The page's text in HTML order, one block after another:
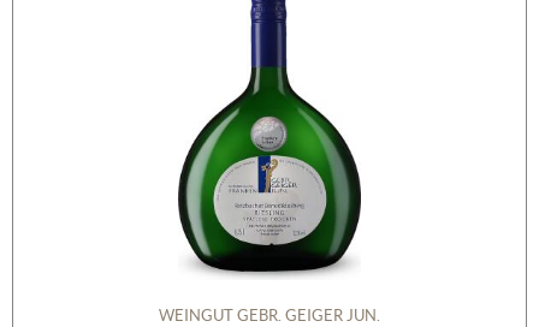
WEINGUT GEBR. GEIGER JUN.